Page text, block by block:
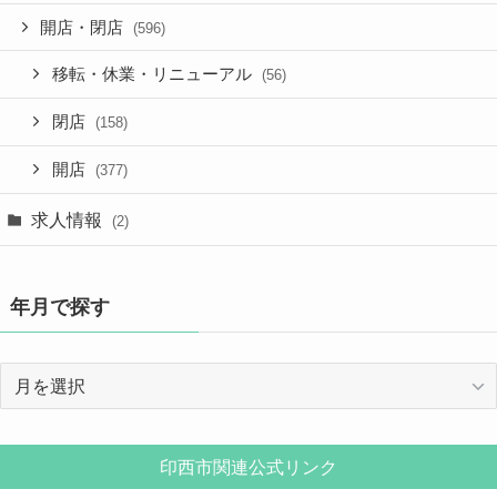
開店・閉店 (596)
移転・休業・リニューアル (56)
閉店 (158)
開店 (377)
求人情報 (2)
年月で探す
印西市関連公式リンク